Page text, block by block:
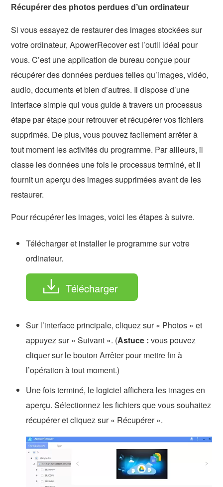
Récupérer des photos perdues d’un ordinateur
Si vous essayez de restaurer des images stockées sur
votre ordinateur, ApowerRecover est l’outil idéal pour
vous. C’est une application de bureau conçue pour
récupérer des données perdues telles qu’images, vidéo,
audio, documents et bien d’autres. Il dispose d’une
interface simple qui vous guide à travers un processus
étape par étape pour retrouver et récupérer vos fichiers
supprimés. De plus, vous pouvez facilement arrêter à
tout moment les activités du programme. Par ailleurs, il
classe les données une fois le processus terminé, et il
fournit un aperçu des images supprimées avant de les
restaurer.
Pour récupérer les images, voici les étapes à suivre.
Télécharger et installer le programme sur votre
ordinateur.
Télécharger
Sur l’interface principale, cliquez sur « Photos » et
appuyez sur « Suivant ». (Astuce : vous pouvez
cliquer sur le bouton Arrêter pour mettre fin à
l’opération à tout moment.)
Une fois terminé, le logiciel affichera les images en
aperçu. Sélectionnez les fichiers que vous souhaitez
récupérer et cliquez sur « Récupérer ».